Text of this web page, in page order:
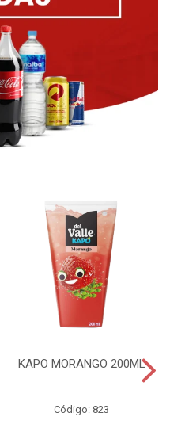
KAPO MORANGO 200ML
Código: 823